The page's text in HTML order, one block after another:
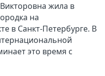
жила в
на
в Санкт-Петербурге. В
это время с